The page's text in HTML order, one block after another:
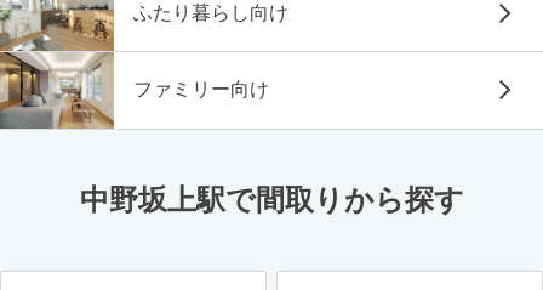
ふたり暮らし向け
ファミリー向け
中野坂上駅で間取りから探す